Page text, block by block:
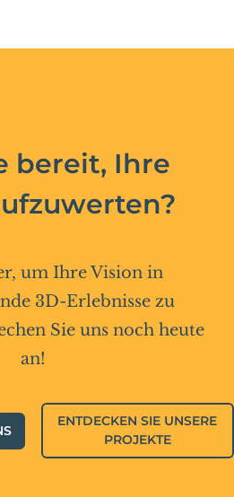
bereit, Ihre
um Ihre Vision in
3D-Erlebnisse zu
Sie uns noch heute
an!
ENTDECKEN SIE UNSERE
PROJEKTE